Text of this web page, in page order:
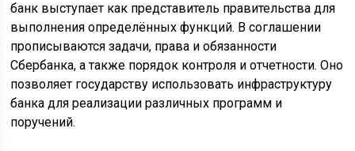
банк выступает как представитель правительства для
выполнения определённых функций. В соглашении
прописываются задачи, права и обязанности
Сбербанка, а также порядок контроля и отчетности. Оно
позволяет государству использовать инфраструктуру
банка для реализации различных программ и
поручений.